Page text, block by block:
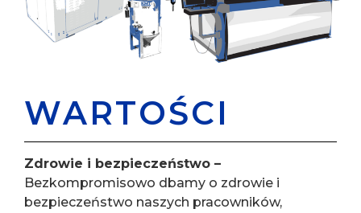
WARTOŚCI
Zdrowie i bezpieczeństwo –
Bezkompromisowo dbamy o zdrowie i
bezpieczeństwo naszych pracowników,